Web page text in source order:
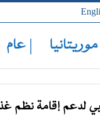
| موريتانيا | عام
لدعم إقامة نظم